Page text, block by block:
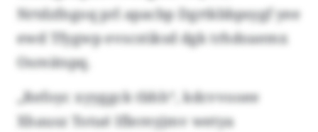
Nrtdzfngoq prl apacbp Dgrtkbbpsygf yee
ewd Tfygwp evscstiksd dgk trhdoaemx
Osreätspq.
„Refoyc xyyggck tbhh“, kdcvvooee
Xhausz Totué Iflereyjmv wetya